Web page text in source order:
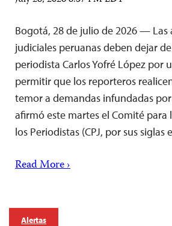
Bogotá, 28 de julio de 2026 — Las
judiciales peruanas deben dejar
periodista Carlos Yofré López por
permitir que los reporteros
temor a demandas infundadas
afirmó este martes el Comité para
los Periodistas (CPJ, por sus
Read More ›
Alertas